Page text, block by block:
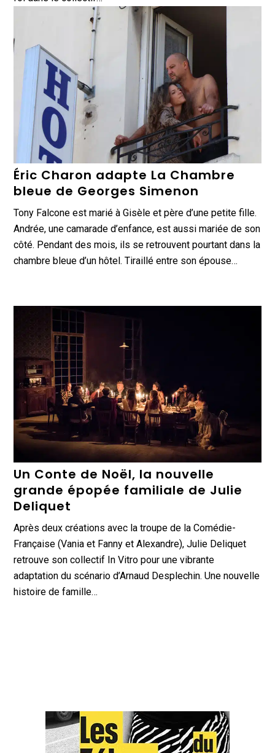
Éric Charon adapte La Chambre
bleue de Georges Simenon
Tony Falcone est marié à Gisèle et père d’une petite fille.
Andrée, une camarade d’enfance, est aussi mariée de son
côté. Pendant des mois, ils se retrouvent pourtant dans la
chambre bleue d’un hôtel. Tiraillé entre son épouse…
Un Conte de Noël, la nouvelle
grande épopée familiale de Julie
Deliquet
Après deux créations avec la troupe de la Comédie-
Française (Vania et Fanny et Alexandre), Julie Deliquet
retrouve son collectif In Vitro pour une vibrante
adaptation du scénario d’Arnaud Desplechin. Une nouvelle
histoire de famille…